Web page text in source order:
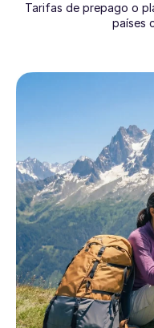
Tarifas de prepago o
países